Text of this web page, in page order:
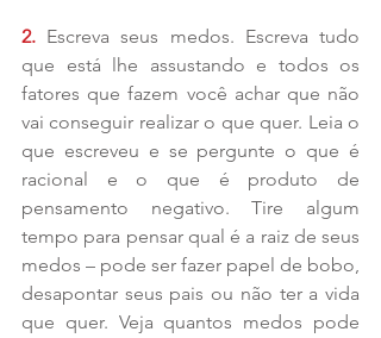
2. Escreva seus medos. Escreva tudo
que está lhe assustando e todos os
fatores que fazem você achar que não
vai conseguir realizar o que quer. Leia o
que escreveu e se pergunte o que é
racional e o que é produto de
pensamento negativo. Tire algum
tempo para pensar qual é a raiz de seus
medos – pode ser fazer papel de bobo,
desapontar seus pais ou não ter a vida
que quer. Veja quantos medos pode